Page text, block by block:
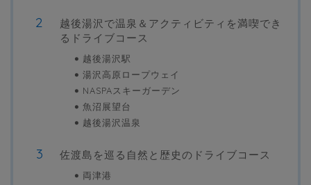
越後湯沢で温泉＆アクティビティを満喫でき
るドライブコース
越後湯沢駅
湯沢高原ロープウェイ
NASPAスキーガーデン
魚沼展望台
越後湯沢温泉
佐渡島を巡る自然と歴史のドライブコース
両津港